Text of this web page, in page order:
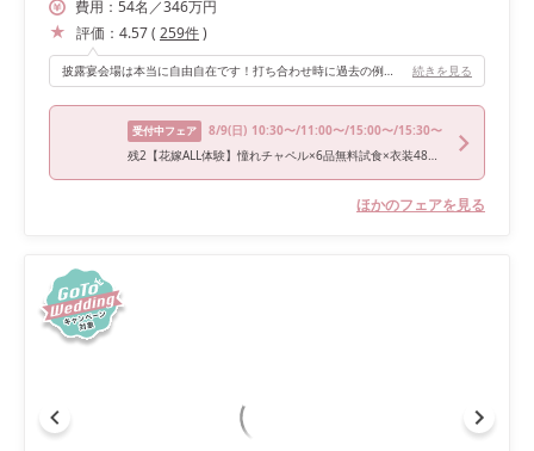
費用： 54名 ／346万円
評価： 4.57( 259件)
披露宴会場は本当に自由自在です！打ち合わせ時に過去の例を見せて頂いたのですが、新郎新婦によって雰囲気も全然違いました！ 私たちは具体的にイメージがなかったので、カラードレスを邪魔しないようなカラーでお願いしましたが、当日会場を目にしてあまりの素敵さに驚きました！高砂部分はソファーにできたのでかなりカジュアルな印象になりました！ 続きを見る
受付中フェア 8/9(日) 10:30〜/11:00〜/15:00〜/15:30〜
残2【花嫁ALL体験】憧れチャペル×6品無料試食×衣装48万優待
ほかのフェアを見る